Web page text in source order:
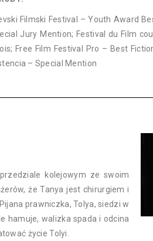
Filmski Festival – Youth Award
Jury Mention; Festival du Film
Free Film Festival Pro – Best
– Special Mention
kolejowym ze swoim
że Tanya jest chirurgiem i
prawniczka, Tolya, siedzi w
hamuje, walizka spada i odcina
życie Tolyi.